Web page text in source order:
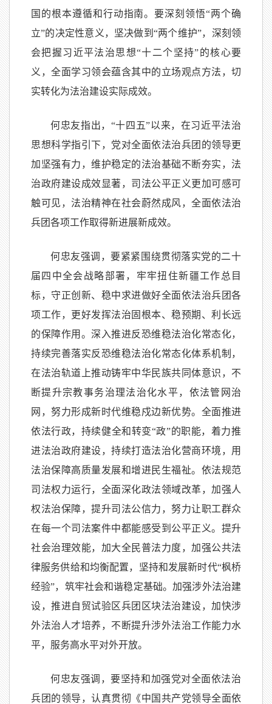
国的根本遵循和行动指南。要深刻领悟“两个确
立”的决定性意义，坚决做到“两个维护”，深刻领
会把握习近平法治思想“十二个坚持”的核心要
义，全面学习领会蕴含其中的立场观点方法，切
实转化为法治建设实际成效。
何忠友指出，“十四五”以来，在习近平法治
思想科学指引下，党对全面依法治兵团的领导更
加坚强有力，维护稳定的法治基础不断夯实，法
治政府建设成效显著，司法公平正义更加可感可
触可见，法治精神在社会蔚然成风，全面依法治
兵团各项工作取得新进展新成效。
何忠友强调，要紧紧围绕贯彻落实党的二十
届四中全会战略部署，牢牢扭住新疆工作总目
标，守正创新、稳中求进做好全面依法治兵团各
项工作，更好发挥法治固根本、稳预期、利长远
的保障作用。深入推进反恐维稳法治化常态化，
持续完善落实反恐维稳法治化常态化体系机制，
在法治轨道上推动铸牢中华民族共同体意识，不
断提升宗教事务治理法治化水平，依法管网治
网，努力形成新时代维稳戍边新优势。全面推进
依法行政，持续健全和转变“政”的职能，着力推
进法治政府建设，持续打造法治化营商环境，用
法治保障高质量发展和增进民生福祉。依法规范
司法权力运行，全面深化政法领域改革，加强人
权法治保障，提升司法公信力，努力让职工群众
在每一个司法案件中都能感受到公平正义。提升
社会治理效能，加大全民普法力度，加强公共法
律服务供给和均衡配置，坚持和发展新时代“枫桥
经验”，筑牢社会和谐稳定基础。加强涉外法治建
设，推进自贸试验区兵团区块法治建设，加快涉
外法治人才培养，不断提升涉外法治工作能力水
平，服务高水平对外开放。
何忠友强调，要坚持和加强党对全面依法治
兵团的领导，认真贯彻《中国共产党领导全面依